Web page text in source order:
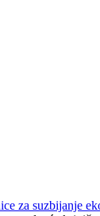
za suzbijanje